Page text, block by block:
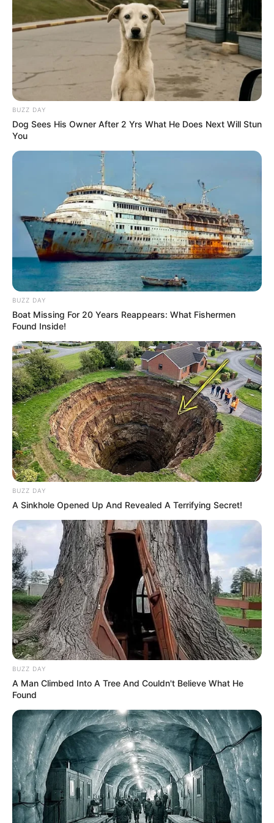
Facebook
Twitter
Pinterest
Share
Revista Artesanato
22/07/2019
Recomendados para você
19 Pontos de Crochê Para
Blusas que Você Precisa
Aprender
Tapete de Crochê
Redondo: Passo a Passos +
Aprenda Como Fazer Flor
de Crochê: Passo a Passo
+46 Fotos
BUZZ DAY
Dog Sees His Owner After 2 Yrs What He Does Next Will Stun
You
BUZZ DAY
Boat Missing For 20 Years Reappears: What Fishermen
Found Inside!
BUZZ DAY
A Sinkhole Opened Up And Revealed A Terrifying Secret!
BUZZ DAY
A Man Climbed Into A Tree And Couldn't Believe What He
Found